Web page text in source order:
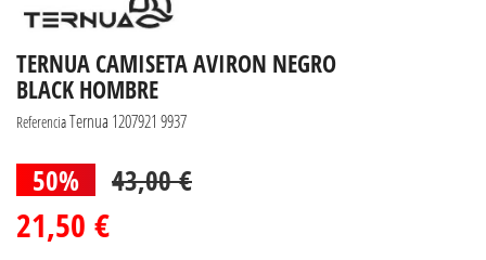
TERNUA CAMISETA AVIRON NEGRO
BLACK HOMBRE
ReferenciaTernua 1207921 9937
50% 43,00 €
21,50 €